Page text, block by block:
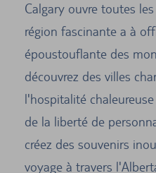
Calgary ouvre toutes
région fascinante a à
époustouflante des
découvrez des villes
l'hospitalité
de la liberté de
créez des souvenirs
voyage à travers